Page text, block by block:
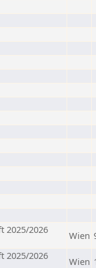
2025/2026
Wien
2025/2026
Wien